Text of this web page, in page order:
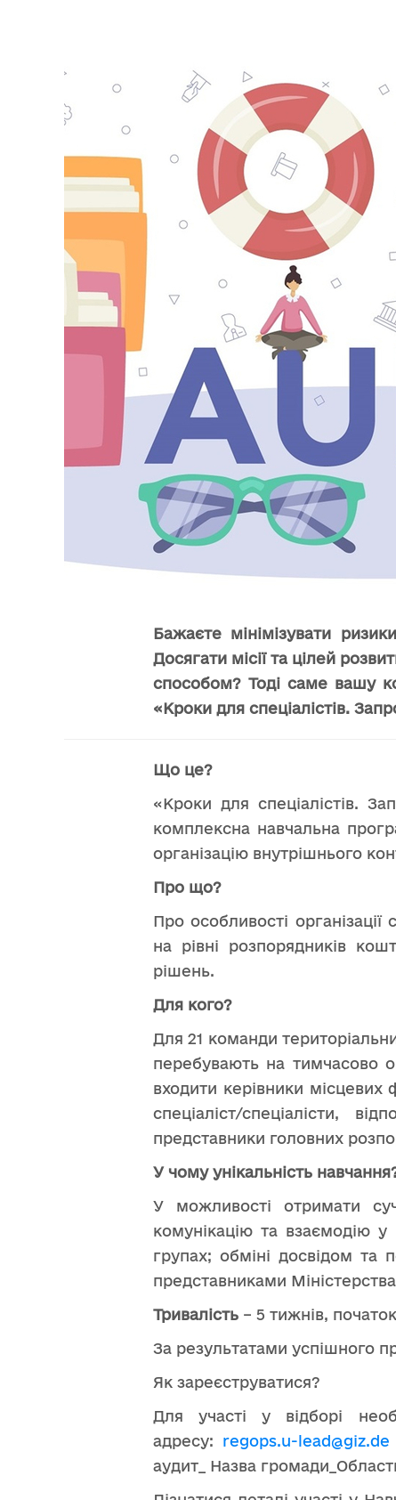
Бажаєте мінімізувати
Досягати місії та цілей
способом? Тоді саме вашу
«Кроки для спеціалістів.
Що це?
«Кроки для спеціалістів.
комплексна навчальна
організацію внутрішнього
Про що?
Про особливості
на рівні розпорядників
рішень.
Для кого?
Для 21 команди
перебувають на тимчасово
входити керівники місцевих
спеціаліст/спеціалісти,
представники головних
У чому унікальність
У можливості отримати
комунікацію та взаємодію
групах; обміні досвідом та
представниками
Тривалість – 5 тижнів,
За результатами успішного
Як зареєструватися?
Для участі у відборі
адресу: regops.u-lead@giz.de
аудит_ Назва